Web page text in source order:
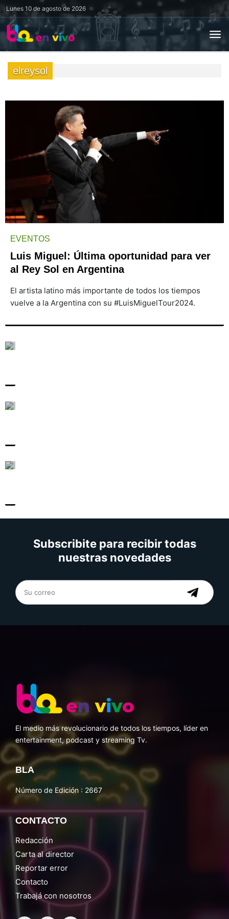
Lunes 10 de agosto de 2026
elreysol
EVENTOS
Luis Miguel: Última oportunidad para ver
al Rey Sol en Argentina
El artista latino más importante de todos los tiempos
vuelve a la Argentina con su #LuisMiguelTour2024.
Subscribite para recibir todas
nuestras novedades
El medio más revolucionario de todos los tiempos, líder en
entertainment, podcast y streaming Tv.
BLA
Número de Edición : 2667
CONTACTO
Redacción
Carta al director
Reportar error
Contacto
Trabajá con nosotros